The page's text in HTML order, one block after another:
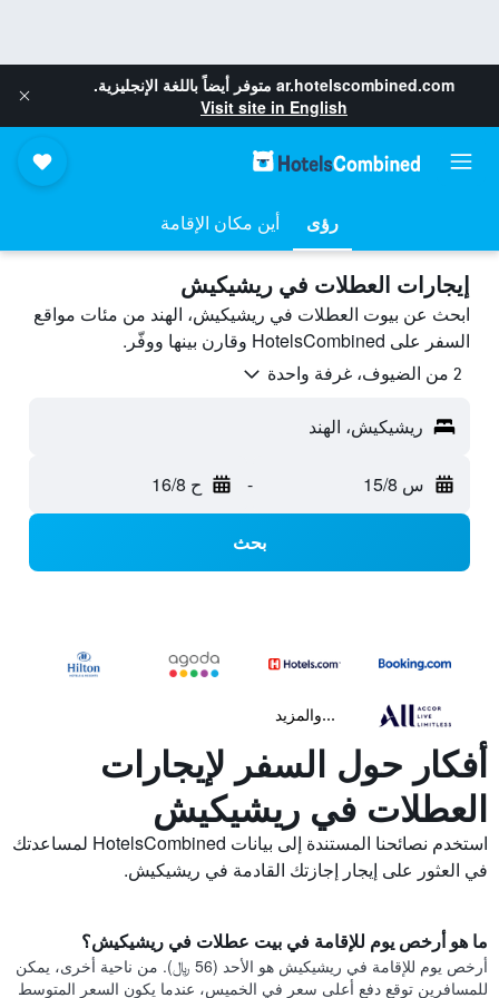
ar.hotelscombined.com متوفر أيضاً باللغة الإنجليزية.
Visit site in English
رؤى أين مكان الإقامة
إيجارات العطلات في ريشيكيش
ابحث عن بيوت العطلات في ريشيكيش، الهند من مئات مواقع
السفر على HotelsCombined وقارن بينها ووفّر.
2 من الضيوف، غرفة واحدة
ريشيكيش، الهند
س 15/8 - ح 16/8
بحث
...والمزيد
أفكار حول السفر لإيجارات
العطلات في ريشيكيش
استخدم نصائحنا المستندة إلى بيانات HotelsCombined لمساعدتك
في العثور على إيجار إجازتك القادمة في ريشيكيش.
ما هو أرخص يوم للإقامة في بيت عطلات في ريشيكيش؟
أرخص يوم للإقامة في ريشيكيش هو الأحد (56 ﷼). من ناحية أخرى، يمكن
للمسافرين توقع دفع أعلى سعر في الخميس، عندما يكون السعر المتوسط